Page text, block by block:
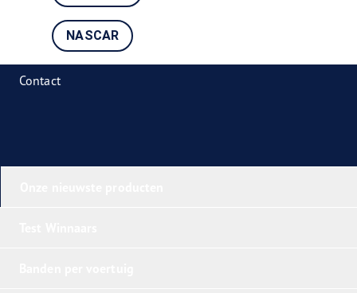
NASCAR
Contact